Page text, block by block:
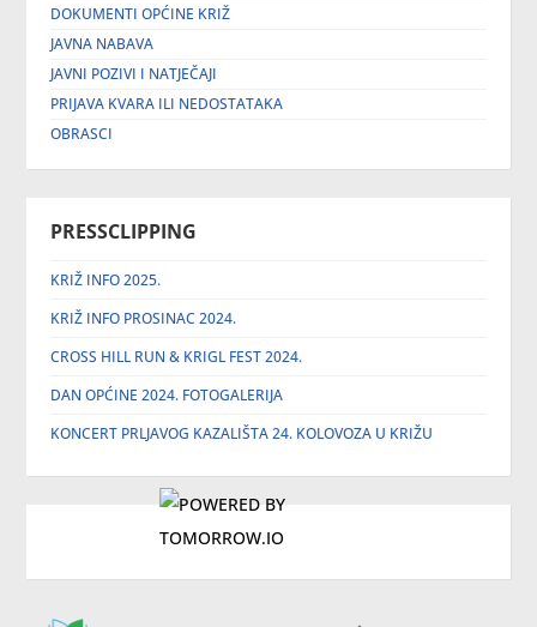
DOKUMENTI OPĆINE KRIŽ
JAVNA NABAVA
JAVNI POZIVI I NATJEČAJI
PRIJAVA KVARA ILI NEDOSTATAKA
OBRASCI
PRESSCLIPPING
KRIŽ INFO 2025.
KRIŽ INFO PROSINAC 2024.
CROSS HILL RUN & KRIGL FEST 2024.
DAN OPĆINE 2024. FOTOGALERIJA
KONCERT PRLJAVOG KAZALIŠTA 24. KOLOVOZA U KRIŽU